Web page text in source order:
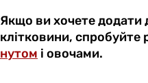
Якщо ви хочете додати
клітковини, спробуйте
нутом і овочами.